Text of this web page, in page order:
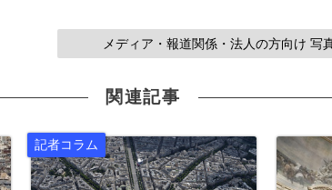
メディア・報道関係・法人の方向け 写
関連記事